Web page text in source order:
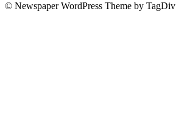
© Newspaper WordPress Theme by TagDiv